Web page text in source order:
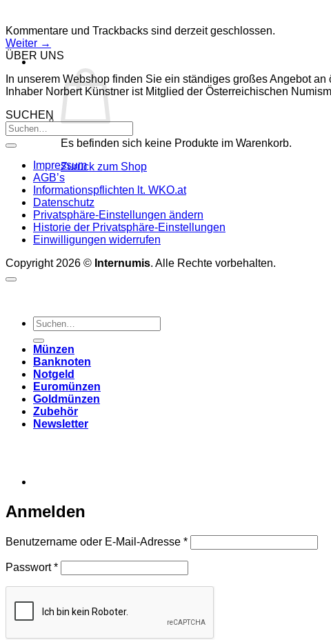
Es befinden sich keine Produkte im Warenkorb.
Zurück zum Shop
Kommentare und Trackbacks sind derzeit geschlossen.
Weiter →
ÜBER UNS
In unserem Webshop finden Sie ein ständiges großes Angebot
Inhaber Norbert Künstner ist Mitglied der Österreichischen
SUCHEN
Impressum
AGB’s
Informationspflichten lt. WKO.at
Datenschutz
Privatsphäre-Einstellungen ändern
Historie der Privatsphäre-Einstellungen
Einwilligungen widerrufen
Copyright 2026 © Internumis. Alle Rechte vorbehalten.
Suchen
nach:
Münzen
Banknoten
Notgeld
Euromünzen
Goldmünzen
Zubehör
Newsletter
Anmelden
Benutzername oder E-Mail-Adresse *Erforderlich
Passwort*Erforderlich